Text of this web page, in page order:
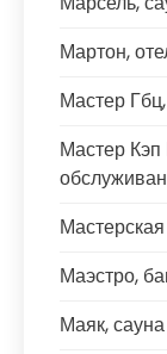
Мартон,
Мастер
Мастер Кэп
Мастерская
Маэстро,
Маяк, сауна